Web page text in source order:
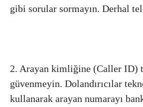
gibi sorular sormayın. Derhal
2. Arayan kimliğine (Caller ID)
güvenmeyin. Dolandırıcılar
kullanarak arayan numarayı